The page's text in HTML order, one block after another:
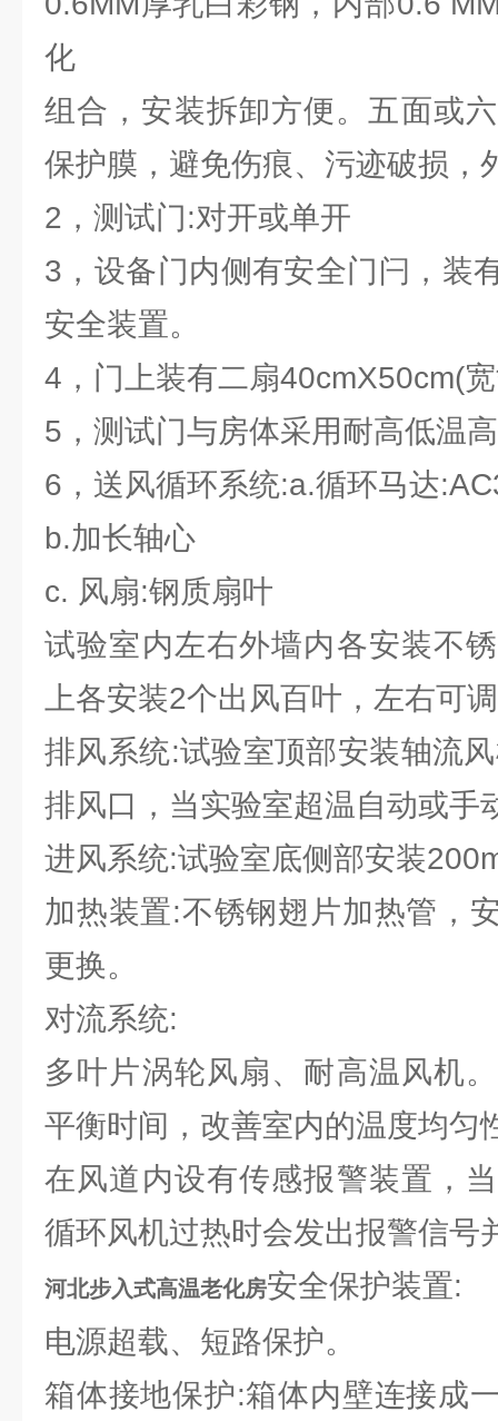
化
组合，安装拆卸方便。五面或
保护膜，避免伤痕、污迹破损，
2，测试门:对开或单开
3，设备门内侧有安全门闩，装
安全装置。
4，门上装有二扇40cmX50cm(
5，测试门与房体采用耐高低温
6，送风循环系统:a.循环马达
b.加长轴心
c. 风扇:钢质扇叶
试验室内左右外墙内各安装不
上各安装2个出风百叶，左右可
排风系统:试验室顶部安装轴流
排风口，当实验室超温自动或手
进风系统:试验室底侧部安装
加热装置:不锈钢翅片加热管，
更换。
对流系统:
多叶片涡轮风扇、耐高温风机
平衡时间，改善室内的温度均匀
在风道内设有传感报警装置，
循环风机过热时会发出报警信号
河北步入式高温老化房安全保护装置:
电源超载、短路保护。
箱体接地保护:箱体内壁连接成